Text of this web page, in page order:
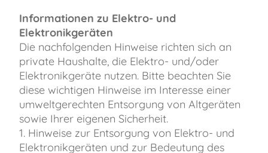
Informationen zu Elektro- und
Elektronikgeräten
Die nachfolgenden Hinweise richten sich an
private Haushalte, die Elektro- und/oder
Elektronikgeräte nutzen. Bitte beachten Sie
diese wichtigen Hinweise im Interesse einer
umweltgerechten Entsorgung von Altgeräten
sowie Ihrer eigenen Sicherheit.
1. Hinweise zur Entsorgung von Elektro- und
Elektronikgeräten und zur Bedeutung des